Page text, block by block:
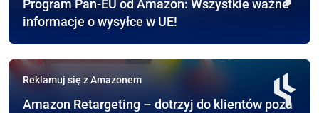
Program Pan-EU od Amazon: Wszystkie ważne
informacje o wysyłce w UE!
Reklamuj się z Amazonem
Amazon Retargeting – dotrzyj do klientów poza